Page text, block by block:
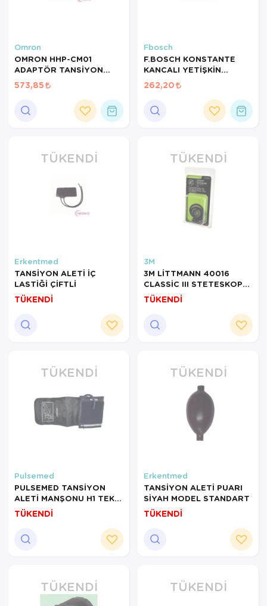
Omron
OMRON HHP-CM01
ADAPTÖR TANSİYON
ALETİ İÇİN STANDART
MODEL
573,85
Fbosch
F.BOSCH KONSTANTE
KANCALI YETİŞKİN
MANŞONU DIŞ KUMAŞ
262,20
TÜKENDI
Erkentmed
TANSİYON ALETİ İÇ
LASTİĞİ ÇİFTLİ
TÜKENDİ
TÜKENDI
3M
3M LİTTMANN 40016
CLASSİC III STETESKOP
SİYAH-YEDEK PARÇA
TÜKENDİ
TÜKENDI
Pulsemed
PULSEMED TANSİYON
ALETİ MANŞONU H1 TEK
HORTUMLU 22-32CM
TÜKENDİ
TÜKENDI
Erkentmed
TANSİYON ALETİ PUARI
SİYAH MODEL STANDART
TÜKENDİ
TÜKENDI TÜKENDI